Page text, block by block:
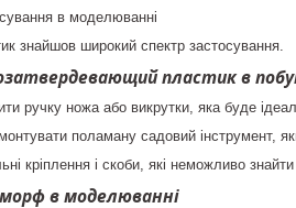
в моделюванні
знайшов широкий спектр застосування.
пластик в
ручку ножа або викрутки, яка буде
поламану садовий інструмент,
кріплення і скоби, які неможливо
в моделюванні